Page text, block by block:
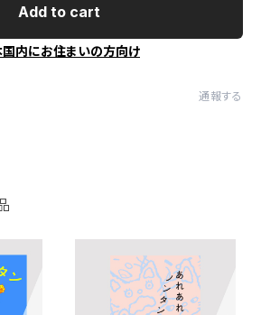
Add to cart
国内にお住まいの方向け
通報する